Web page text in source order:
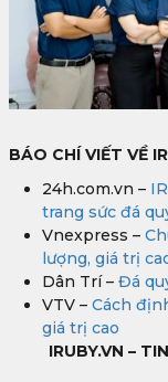
BÁO CHÍ VIẾT VỀ
24h.com.vn –
trang sức đá
Vnexpress –
lượng, giá trị
Dân Trí – Đá
VTV – Cách
giá trị cao
IRUBY.VN –